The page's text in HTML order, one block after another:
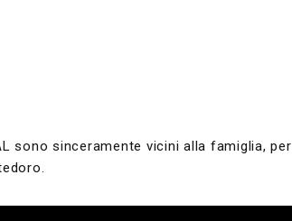
sono sinceramente vicini alla famiglia, per